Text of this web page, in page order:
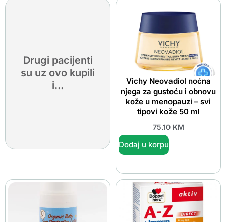
Drugi pacijenti
su uz ovo kupili
i...
Vichy Neovadiol noćna
njega za gustoću i obnovu
kože u menopauzi – svi
tipovi kože 50 ml
75.10 KM
Dodaj u korpu